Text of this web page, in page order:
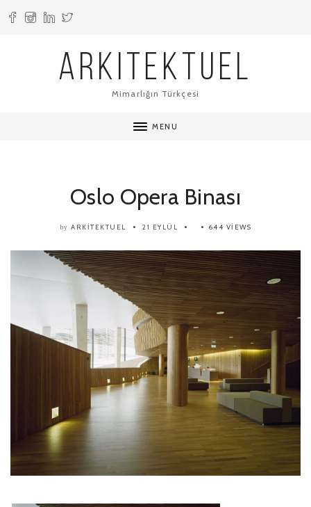
ARKITEKTUEL
Mimarlığın Türkçesi
MENU
Oslo Opera Binası
by ARKITEKTUEL 21 EYLÜL 644 VIEWS